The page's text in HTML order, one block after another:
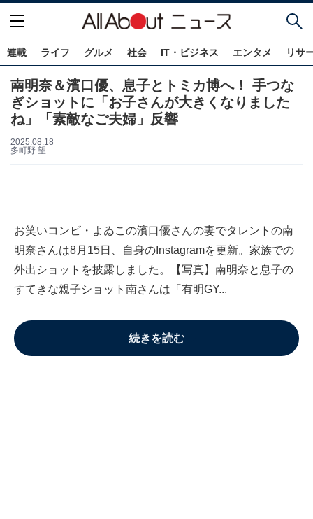
連載 ライフ グルメ 社会 IT・ビジネス エンタメ リサ
南明奈＆濱口優、息子とトミカ博へ！ 手つな
ぎショットに「お子さんが大きくなりました
ね」「素敵なご夫婦」反響
2025.08.18
多町野 望
お笑いコンビ・よゐこの濱口優さんの妻でタレントの南
明奈さんは8月15日、自身のInstagramを更新。家族での
外出ショットを披露しました。【写真】南明奈と息子の
すてきな親子ショット南さんは「有明GY...
続きを読む